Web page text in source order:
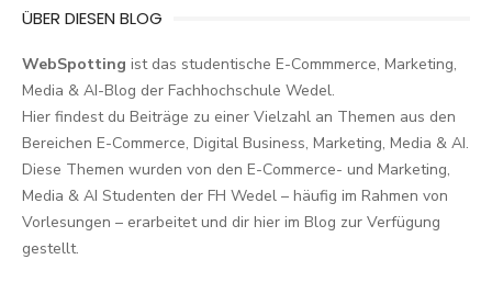
ÜBER DIESEN BLOG
WebSpotting ist das studentische E-Commmerce, Marketing,
Media & AI-Blog der Fachhochschule Wedel.
Hier findest du Beiträge zu einer Vielzahl an Themen aus den
Bereichen E-Commerce, Digital Business, Marketing, Media & AI.
Diese Themen wurden von den E-Commerce- und Marketing,
Media & AI Studenten der FH Wedel – häufig im Rahmen von
Vorlesungen – erarbeitet und dir hier im Blog zur Verfügung
gestellt.